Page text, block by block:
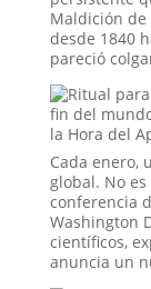
que
se
Hizo
Pasar
por
Maldición de
desde 1840
pareció
la Hora del
Cada enero,
global. No
conferencia
Washington
científicos,
anuncia un